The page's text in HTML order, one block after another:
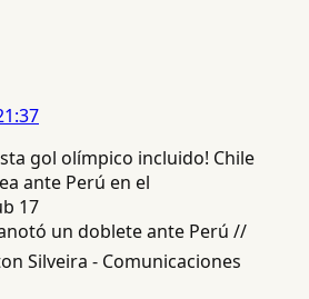
un doblete ante Perú //
Silveira - Comunicaciones